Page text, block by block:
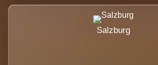
Salzburg